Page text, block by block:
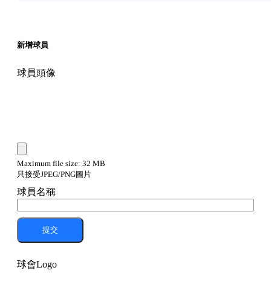
新增球員
球員頭像
Maximum file size: 32 MB
只接受JPEG/PNG圖片
球員名稱
提交
球會Logo